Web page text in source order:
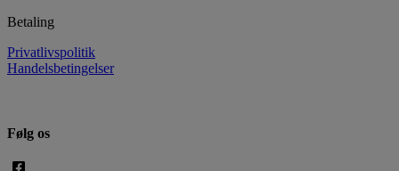
Betaling
Privatlivspolitik
Handelsbetingelser
Følg os